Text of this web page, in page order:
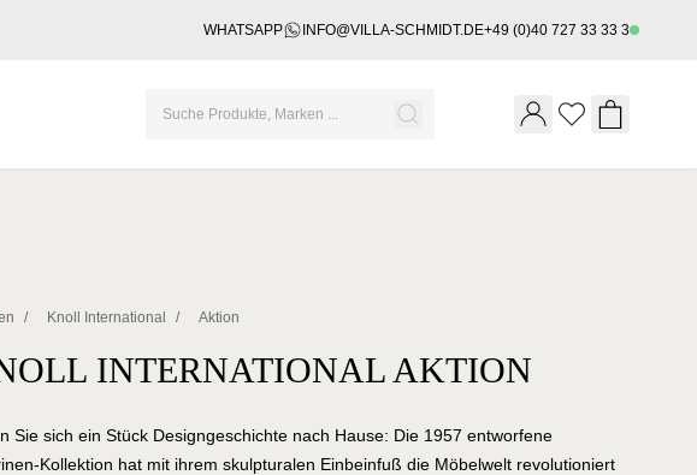
WHATSAPP INFO@VILLA-SCHMIDT.DE+49 (0)40 727 33 33 3
Wishlist
/ Knoll International / Aktion
INTERNATIONAL AKTION
Sie sich ein Stück Designgeschichte nach Hause: Die 1957 entworfene
Kollektion hat mit ihrem skulpturalen Einbeinfuß die Möbelwelt revolutioniert